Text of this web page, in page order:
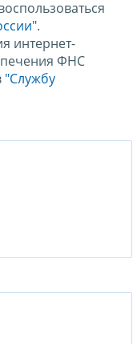
.
интернет-
ФНС
"Службу